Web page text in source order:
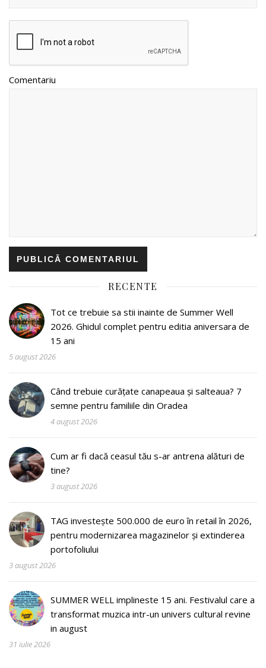
Comentariu
RECENTE
Tot ce trebuie sa stii inainte de Summer Well
2026. Ghidul complet pentru editia aniversara de
15 ani
5 august 2026
Când trebuie curățate canapeaua și salteaua? 7
semne pentru familiile din Oradea
4 august 2026
Cum ar fi dacă ceasul tău s-ar antrena alături de
tine?
3 august 2026
TAG investește 500.000 de euro în retail în 2026,
pentru modernizarea magazinelor și extinderea
portofoliului
3 august 2026
SUMMER WELL implineste 15 ani. Festivalul care a
transformat muzica intr-un univers cultural revine
in august
31 iulie 2026